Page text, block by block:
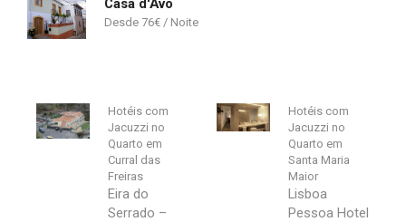
Casa d'Avó
76€
Hotéis com
Jacuzzi no
Quarto em
Curral das
Freiras
Eira do
Serrado –
Hotéis com
Jacuzzi no
Quarto em
Santa Maria
Maior
Lisboa
Pessoa Hotel